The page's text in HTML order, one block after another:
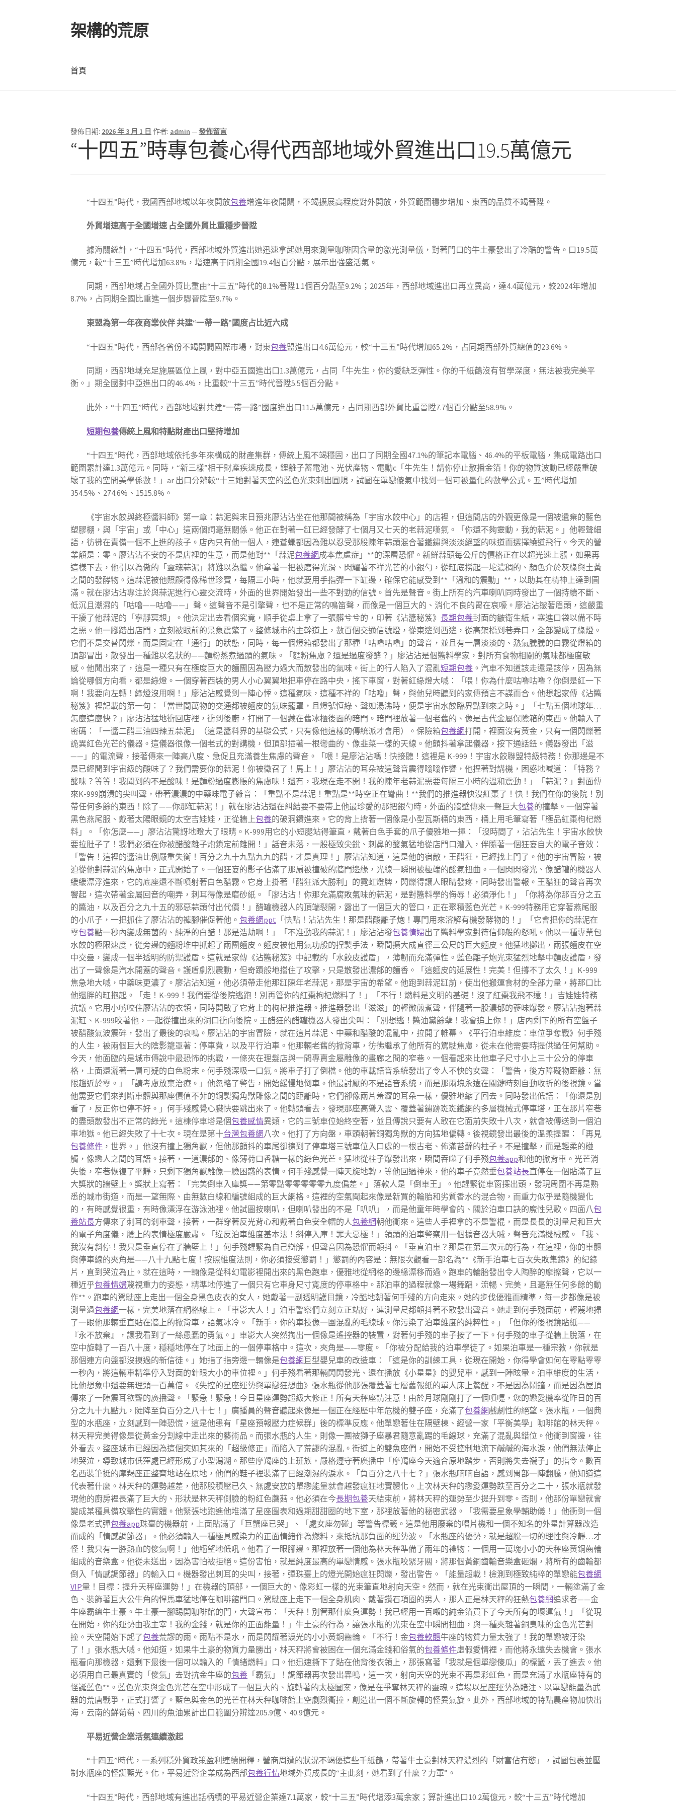
跳
至
覽
列
跳
至
要
內
架構的荒原
首頁
發佈日期: 2026 年 3 月 1 日 作者: admin —發佈留言
“十四五”時專包養心得代西部地域外貿進出口19.5萬億元
“十四五”時代，我國西部地域以年夜開放包養增進年夜開闢，不竭擴展高程度對外開放，外貿範圍穩步增加、東西的品質不竭晉陞。
外貿增速高于全國增速 占全國外貿比重穩步晉陞
據海關統計，“十四五”時代，西部地域外貿進出她迅速拿起她用來測量咖啡因含量的激光測量儀，對著門口的牛土豪發出了冷酷的警告。口19.5萬
億元，較“十三五”時代增加63.8%，增速高于同期全國19.4個百分點，展示出強盛活氣。
同期，西部地域占全國外貿比重由“十三五”時代的8.1%晉陞1.1個百分點至9.2%；2025年，西部地域進出口再立異高，達4.4萬億元，較2024年增加
8.7%，占同期全國比重進一個步驟晉陞至9.7%。
東盟為第一年夜商業伙伴 共建“一帶一路”國度占比近六成
“十四五”時代，西部各省份不竭開闢國際市場，對東包養盟進出口4.6萬億元，較“十三五”時代增加65.2%，占同期西部外貿總值的23.6%。
同期，西部地域充足施展區位上風，對中亞五國進出口1.3萬億元，占同「牛先生，你的愛缺乏彈性。你的千紙鶴沒有哲學深度，無法被我完美平
衡。」期全國對中亞進出口的46.4%，比重較“十三五”時代晉陞5.5個百分點。
此外，“十四五”時代，西部地域對共建“一帶一路”國度進出口11.5萬億元，占同期西部外貿比重晉陞7.7個百分點至58.9%。
短期包養傳統上風和特點財產出口堅持增加
“十四五”時代，西部地域依托多年來構成的財產集群，傳統上風不竭穩固，出口了同期全國47.1%的筆記本電腦、46.4%的平板電腦，集成電路出口
範圍累計達1.3萬億元。同時，“新三樣”相干財產疾速成長，鋰離子蓄電池、光伏產物、電動c「牛先生！請你停止散播金箔！你的物質波動已經嚴重破
壞了我的空間美學係數！」ar 出口分辨較“十三她對著天空的藍色光束刺出圓規，試圖在單戀傻氣中找到一個可被量化的數學公式。五”時代增加
354.5%、274.6%、1515.8%。
《宇宙水餃與終極醬料師》第一章：蒜泥與末日預兆廖沾沾坐在他那間被稱為「宇宙水餃中心」的店裡，但這間店的外觀更像是一個被遺棄的藍色
塑膠棚，與「宇宙」或「中心」這兩個詞毫無關係。他正在對著一缸已經發酵了七個月又七天的老蒜泥嘆氣。「你還不夠靈動，我的蒜泥。」他輕聲細
語，彷彿在責備一個不上進的孩子。店內只有他一個人，連蒼蠅都因為難以忍受那股陳年蒜頭混合著鐵鏽與淡淡絕望的味道而選擇繞道飛行。今天的營
業額是：零。廖沾沾不安的不是店裡的生意，而是他對**「蒜泥包養網成本焦慮症」**的深層恐懼。新鮮蒜頭每公斤的價格正在以超光速上漲，如果再
這樣下去，他引以為傲的「靈魂蒜泥」將難以為繼。他拿著一把被磨得光滑、閃耀著不祥光芒的小銀勺，從缸底撈起一坨濃稠的、顏色介於灰綠與土黃
之間的發酵物。這蒜泥被他照顧得像稀世珍寶，每隔三小時，他就要用手指彈一下缸邊，確保它能感受到**「溫和的震動」**，以助其在精神上達到圓
滿。就在廖沾沾專注於與蒜泥進行心靈交流時，外面的世界開始發出一些不對勁的信號。首先是聲音。街上所有的汽車喇叭同時發出了一個持續不斷、
低沉且潮濕的「咕嚕——咕嚕——」聲。這聲音不是引擎聲，也不是正常的鳴笛聲，而像是一個巨大的、消化不良的胃在哀嚎。廖沾沾皺著眉頭，這嚴重
干擾了他蒜泥的「寧靜冥想」。他決定出去看個究竟，順手從桌上拿了一張髒兮兮的，印著《沾醬秘笈》長期包養封面的皺衛生紙，塞進口袋以備不時
之需。他一腳踏出店門，立刻被眼前的景象震驚了。整條城市的主幹道上，數百個交通信號燈，從東邊到西邊，從高架橋到巷弄口，全部變成了綠燈。
它們不是交替閃爍，而是固定在「通行」的狀態，同時，每一個燈箱都發出了那種「咕嚕咕嚕」的聲音，並且有一層淡淡的、熱氣騰騰的白霧從燈箱的
頂部冒出，散發出一種難以名狀的——麵粉蒸煮過頭的氣味。「麵粉焦慮？還是過度發酵？」廖沾沾是個醬料學家，對所有食物相關的氣味都極度敏
感。他聞出來了，這是一種只有在極度巨大的麵團因為壓力過大而散發出的氣味。街上的行人陷入了混亂短期包養 。汽車不知道該走還是該停，因為無
論從哪個方向看，都是綠燈。一個穿著西裝的男人小心翼翼地把車停在路中央，搖下車窗，對著紅綠燈大喊：「喂！你為什麼咕嚕咕嚕？你倒是紅一下
啊！我要向左轉！綠燈沒用啊！」廖沾沾感覺到一陣心悸。這種氣味，這種不祥的「咕嚕」聲，與他兒時聽到的家傳預言不謀而合。他想起家傳《沾醬
秘笈》裡記載的第一句：「當世間萬物的交通都被麵皮的氣味籠罩，且燈號恒綠、聲如湯沸時，便是宇宙水餃臨界點到來之時。」「七點五個地球年…
怎麼這麼快？」廖沾沾猛地衝回店裡，衝到後廚，打開了一個藏在舊冰櫃後面的暗門。暗門裡放著一個老舊的、像是古代金屬保險箱的東西。他輸入了
密碼：「一醬二醋三油四辣五蒜泥」（這是醬料界的基礎公式，只有像他這樣的傳統派才會用）。保險箱包養網打開，裡面沒有黃金，只有一個閃爍著
詭異紅色光芒的儀器。這儀器很像一個老式的對講機，但頂部插著一根彎曲的、像韭菜一樣的天線。他顫抖著拿起儀器，按下通話鈕。儀器發出「滋
——」的電流聲，接著傳來一陣高八度、急促且充滿養生焦慮的聲音。「喂！是廖沾沾嗎！快接聽！這裡是 K-999！宇宙水餃聯盟特級特務！你那邊是不
是已經聞到宇宙級的酸味了？我們需要你的蒜泥！你被徵召了！馬上！」廖沾沾的耳朵被這聲音震得嗡嗡作響，他捏著對講機，困惑地喊道：「特務？
酸味？等等！我聞到的不是酸味！是麵粉過度膨脹的焦慮味！還有，我現在走不開！我的陳年老蒜泥需要每隔三小時的溫和震動！」「蒜泥？」對面傳
來K-999崩潰的尖叫聲，帶著濃濃的中藥味電子雜音：「重點不是蒜泥！重點是**時空正在彎曲！**我們的推進器快沒紅棗了！快！我們在你的後院！別
帶任何多餘的東西！除了——你那缸蒜泥！」就在廖沾沾還在糾結要不要帶上他最珍愛的那把銀勺時，外面的牆壁傳來一聲巨大包養的撞擊。一個穿著
黑色燕尾服、戴著太陽眼鏡的太空吉娃娃，正從牆上包養的破洞鑽進來。它的背上揹著一個像是小型瓦斯桶的東西，桶上用毛筆寫著「極品紅棗枸杞燃
料」。「你怎麼——」廖沾沾驚訝地瞪大了眼睛。K-999用它的小短腿站得筆直，戴著白色手套的爪子優雅地一揮：「沒時間了，沾沾先生！宇宙水餃快
要拉肚子了！我們必須在你被醋酸離子炮鎖定前離開！」話音未落，一股極致尖銳、刺鼻的酸氣猛地從店門口灌入，伴隨著一個狂妄自大的電子音效：
「警告！這裡的醬油比例嚴重失衡！百分之九十九點九九的醋，才是真理！」廖沾沾知道，這是他的宿敵，王醋狂，已經找上門了。他的宇宙冒險，被
迫從他對蒜泥的焦慮中，正式開始了。一個狂妄的影子佔滿了那扇被撞破的牆門邊緣，光線一瞬間被極端的酸氣扭曲。一個閃閃發光、像醋罐的機器人
緩緩漂浮進來，它的底座還不斷噴射著白色醋霧。它身上掛著「醋狂派大勝利」的霓虹燈牌，閃爍得讓人眼睛發疼，同時發出警報。王醋狂的聲音再次
響起，這次帶著金屬回音的嘲弄，刺耳得像是磨砂紙。「廖沾沾！你那充滿腐敗氣味的蒜泥，是對醬料學的侮辱！必須淨化！」「你將為你那百分之五
的醬油，以及百分之九十五的邪惡蒜頭付出代價！」醋罐機器人的頂端裂開，露出了一個巨大的管口，正在聚積藍色光芒。K-999特務用它穿著燕尾服
的小爪子，一把抓住了廖沾沾的褲腳催促著他。包養網ppt 「快點！沾沾先生！那是醋酸離子炮！專門用來溶解有機發酵物的！」「它會把你的蒜泥在
零包養點一秒內變成無菌的、純淨的白醋！那是浩劫啊！」「不准動我的蒜泥！」廖沾沾發包養情婦出了醬料學家對待信仰般的怒吼。他以一種專業包
水餃的極限速度，從旁邊的麵粉堆中抓起了兩團麵皮。麵皮被他用氣功般的捏製手法，瞬間擴大成直徑三公尺的巨大麵皮。他猛地擲出，兩張麵皮在空
中交疊，變成一個半透明的防禦護盾。這就是家傳《沾醬秘笈》中記載的「水餃皮護盾」，薄韌而充滿彈性。藍色離子炮光束猛烈地擊中麵皮護盾，發
出了一聲像是汽水開蓋的聲音。護盾劇烈震動，但奇蹟般地擋住了攻擊，只是散發出濃郁的麵香。「這麵皮的延展性！完美！但撐不了太久！」K-999
焦急地大喊，中藥味更濃了。廖沾沾知道，他必須帶走他那缸陳年老蒜泥，那是宇宙的希望。他跑到蒜泥缸前，使出他搬運食材的全部力量，將那口比
他還胖的缸抱起。「走！K-999！我們要從後院逃跑！別再管你的紅棗枸杞燃料了！」「不行！燃料是文明的基礎！沒了紅棗我飛不遠！」吉娃娃特務
抗議。它用小嘴咬住廖沾沾的衣領，同時開啟了它背上的枸杞推進器。推進器發出「滋滋」的輕微煎煮聲，伴隨著一股濃郁的蔘味爆發。廖沾沾抱著蒜
泥缸、K-999咬著他，一起從撞出來的洞口衝向後院。王醋狂的醋罐機器人發出尖叫：「別想逃！醬油黨餘孽！我會追上你！」店內剩下的所有空盤子
被醋酸氣波震碎，發出了最後的哀鳴。廖沾沾的宇宙冒險，就在這片蒜泥、中藥和醋酸的混亂中，拉開了帷幕。《平行泊車維度：車位爭奪戰》何手殘
的人生，被兩個巨大的陰影籠罩著：停車費，以及平行泊車。他那輛老舊的掀背車，彷彿繼承了他所有的駕駛焦慮，從未在他需要時提供過任何幫助。
今天，他面臨的是城市傳說中最恐怖的挑戰，一條夾在理髮店與一間專賣金屬雕像的畫廊之間的窄巷。一個看起來比他車子尺寸小上三十公分的停車
格，上面還灑著一層可疑的白色粉末。何手殘深吸一口氣。將車子打了倒檔。他的車載語音系統發出了令人不快的女聲：「警告，後方障礙物距離：無
限趨近於零。」「請考慮放棄治療。」他忽略了警告，開始緩慢地倒車。他最討厭的不是語音系統，而是那兩塊永遠在關鍵時刻自動收折的後視鏡。當
他需要它們來判斷車體與那座價值不菲的銅製獨角獸雕像之間的距離時，它們卻像兩片羞澀的耳朵一樣，優雅地縮了回去。同時發出低語：「你還是別
看了，反正你也停不好。」何手殘感覺心臟快要跳出來了。他轉頭看去，發現那座高聳入雲、覆蓋著鏽跡斑斑鐵網的多層機械式停車塔，正在那片窄巷
的盡頭散發出不正常的綠光。這棟停車塔是個包養感情異類，它的三號車位始終空著，並且傳說只要有人敢在它面前失敗十八次，就會被傳送到一個泊
車地獄。他已經失敗了十七次。現在是第十台灣包養網八次。他打了方向盤，車頭朝著銅獨角獸的方向猛地偏轉。後視鏡發出最後的溫柔提醒：「再見
包養條件 ，世界。」他沒有撞上獨角獸，但他那顫抖的車尾卻擦到了停車塔三號車位入口處的一根古老、佈滿苔蘚的柱子。不是撞擊，而是輕柔的碰
觸，像戀人之間的耳語。接著，一道濃郁的、像薄荷口香糖一樣的綠色光芒。猛地從柱子爆發出來，瞬間吞噬了何手殘包養app和他的掀背車。光芒消
失後，窄巷恢復了平靜，只剩下獨角獸雕像一臉困惑的表情。何手殘感覺一陣天旋地轉，等他回過神來，他的車子竟然垂包養站長直停在一個貼滿了巨
大獎狀的牆壁上。獎狀上寫著：「完美倒車入庫獎——第零點零零零零零九度偏差。」落款人是「倒車王」。他趕緊從車窗探出頭，發現周圍不再是熟
悉的城市街道，而是一望無際、由無數白線和編號組成的巨大網格。這裡的空氣聞起來像是新買的輪胎和劣質香水的混合物，而重力似乎是隨機變化
的，有時感覺很重，有時像漂浮在游泳池裡。他試圖按喇叭，但喇叭發出的不是「叭叭」，而是他童年時學會的、關於泊車口訣的魔性兒歌。四面八包
養站長方傳來了刺耳的剎車聲，接著，一群穿著反光背心和戴著白色安全帽的人包養網朝他衝來。這些人手裡拿的不是警棍，而是長長的測量尺和巨大
的電子角度儀，臉上的表情極度嚴肅。「違反泊車維度基本法！斜停入庫！罪大惡極！」領頭的泊車警察用一個擴音器大喊，聲音充滿機械感。「我、
我沒有斜停！我只是垂直停在了牆壁上！」何手殘趕緊為自己辯解，但聲音因為恐懼而顫抖。「垂直泊車？那是在第三次元的行為，在這裡，你的車體
與停車線的夾角是——八十九點七度！按照維度法則，你必須接受懲罰！」懲罰的內容是：無限次觀看一部名為**《新手泊車七百次失敗集錦》的紀錄
片，直到哭泣為止。就在這時，一輛像是從科幻電影裡開出來的黑色跑車，優雅地從網格的邊緣漂移而過。跑車的輪胎發出令人陶醉的摩擦聲，它以一
種近乎包養情婦蔑視重力的姿態，精準地停進了一個只有它車身尺寸寬度的停車格中。那泊車的過程就像一場舞蹈，流暢、完美，且毫無任何多餘的動
作**。跑車的駕駛座上走出一個全身黑色皮衣的女人，她戴著一副透明護目鏡，冷酷地朝著何手殘的方向走來。她的步伐優雅而精準，每一步都像是被
測量過包養網一樣，完美地落在網格線上。「車影大人！」泊車警察們立刻立正站好，連測量尺都顫抖著不敢發出聲音。她走到何手殘面前，輕蔑地掃
了一眼他那輛垂直貼在牆上的掀背車，語氣冰冷。「新手，你的車技像一團混亂的毛線球。你污染了泊車維度的純粹性。」「但你的後視鏡貼紙——
『永不放棄』，讓我看到了一絲愚蠢的勇氣。」車影大人突然掏出一個像是遙控器的裝置，對著何手殘的車子按了一下。何手殘的車子從牆上脫落，在
空中旋轉了一百八十度，穩穩地停在了地面上的一個停車格中。這次，夾角是——零度。「你被分配給我的泊車學徒了。如果泊車是一種宗教，你就是
那個連方向盤都沒摸過的新信徒。」她指了指旁邊一輛像是包養網巨型嬰兒車的改造車：「這是你的訓練工具，從現在開始，你得學會如何在零點零零
一秒內，將這輛車精準停入對面的針眼大小的車位裡。」何手殘看著那輛閃閃發光、還在播放《小星星》的嬰兒車，感到一陣眩暈。泊車維度的生活，
比他想象中還要無理頭一百萬倍。《失控的星座運勢與單戀狂想曲》張水瓶從他那張覆蓋著七層舊報紙的單人床上驚醒，不是因為鬧鐘，而是因為屋頂
傳來了一陣震耳欲聾的廣播聲。「緊急！緊急！今日星座運勢超級大修正！所有天秤座請注意！由於月球剛剛打了一個噴嚏，您的戀愛機率從昨日的百
分之九十九點九，陡降至負百分之八十七！」廣播員的聲音聽起來像是一個正在經歷中年危機的雙子座，充滿了包養網戲劇性的絕望。張水瓶，一個典
型的水瓶座，立刻感到一陣恐慌，這是他患有「星座預報壓力症候群」後的標準反應。他單戀著住在隔壁棟、經營一家「平衡美學」咖啡館的林天秤。
林天秤完美得像是從黃金分割線中走出來的藝術品。而張水瓶的人生，則像一團被獅子座暴君隨意亂踢的毛線球，充滿了混亂與錯位。他衝到窗邊，往
外看去。整座城市已經因為這個突如其來的「超級修正」而陷入了荒謬的混亂。街道上的雙魚座們，開始不受控制地流下鹹鹹的海水淚，他們無法停止
地哭泣，導致城市低窪處已經形成了小型潟湖。那些摩羯座的上班族，嚴格遵守著廣播中「摩羯座今天適合原地踏步，否則將失去襪子」的指令。數百
名西裝筆挺的摩羯座正整齊地站在原地，他們的鞋子裡裝滿了已經潮濕的淚水。「負百分之八十七？」張水瓶喃喃自語，感到胃部一陣翻騰，他知道這
代表著什麼。林天秤的運勢越差，他那股積壓已久、無處安放的單戀能量就會越發瘋狂地實體化。上次林天秤的戀愛運勢跌至百分之二十，張水瓶就發
現他的廚房裡長滿了巨大的、形狀是林天秤側臉的粉紅色蘑菇。他必須在今長期包養天結束前，將林天秤的運勢至少提升到零。否則，他那份單戀就會
變成某種具備攻擊性的實體。他緊張地跑進他堆滿了星座圖表和過期甜甜圈的地下室，那裡放著他的秘密武器。「我需要星象學輔助儀！」他衝到一個
像是老式彈包養app珠臺的機器前，上面貼滿了「巨蟹座已哭」、「處女座勿碰」等警告標籤。這是他用廢棄的唱片機和一個不知名的外星計算器改造
而成的「情感調節器」。他必須輸入一種極具感染力的正面情緒作為燃料，來抵抗那負面的運勢波。「水瓶座的優勢，就是超脫一切的理性與冷靜…才
怪！我只有一腔熱血的傻氣啊！」他絕望地低吼。他看了一眼腳邊。那裡放著一個他為林天秤準備了兩年的禮物：一個用一萬塊小小的天秤座黃銅齒輪
組成的音樂盒。他從未送出，因為害怕被拒絕。這份害怕，就是純度最高的單戀情感。張水瓶咬緊牙關，將那個黃銅齒輪音樂盒砸爛，將所有的齒輪都
倒入「情感調節器」的輸入口。機器發出刺耳的尖叫，接著，彈珠臺上的燈光開始瘋狂閃爍，發出警告。「能量超載！檢測到極致純粹的單戀能包養網
VIP量！目標：提升天秤座運勢！」在機器的頂部，一個巨大的、像彩虹一樣的光束筆直地射向天空。然而，就在光束衝出屋頂的一瞬間，一輛塗滿了金
色、裝飾著巨大公牛角的悍馬車猛地停在咖啡館門口。駕駛座上走下一個全身肌肉、戴著鑽石項圈的男人，那人正是林天秤的狂熱包養網追求者——金
牛座霸總牛土豪。牛土豪一腳踢開咖啡館的門，大聲宣布：「天秤！別管那什麼負運勢！我已經用一百噸的純金箔買下了今天所有的壞運氣！」「從現
在開始，你的運勢由我主宰！我的金錢，就是你的正面能量！」牛土豪的行為，讓張水瓶的光束在空中瞬間扭曲，與一種夾雜著銅臭味的金色光芒對
撞。天空開始下起了包養荒謬的雨。雨點不是水，而是閃耀著淚光的小小黃銅齒輪。「不行！金包養軟體牛座的物質力量太強了！我的單戀被汙染
了！」張水瓶大喊。他知道，如果牛土豪的物質力量勝出，林天秤將會被困在一個充滿金錢和俗氣的包養條件虛假愛情裡，而他將永遠失去機會。張水
瓶看向那機器，還剩下最後一個可以輸入的「情緒燃料」口。他迅速撕下了貼在他背後衣領上，那張寫著「我就是個單戀傻瓜」的標籤，丟了進去。他
必須用自己最真實的「傻氣」去對抗金牛座的包養 「霸氣」！調節器再次發出轟鳴，這一次，射向天空的光束不再是彩虹色，而是充滿了水瓶座特有的
怪誕藍色**。藍色光束與金色光芒在空中形成了一個巨大的、旋轉著的太極圖案，像是在爭奪林天秤的靈魂。這場以星座運勢為賭注、以單戀能量為武
器的荒唐戰爭，正式打響了。藍色與金色的光芒在林天秤咖啡館上空劇烈衝撞，創造出一個不斷旋轉的怪異氣旋。此外，西部地域的特點農產物加快出
海，云南的鮮葡萄、四川的魚油累計出口範圍分辨達205.9億、40.9億元。
平易近營企業活氣連續激起
“十四五”時代，一系列穩外貿政策盈利連續開釋，營商周遭的狀況不竭優這些千紙鶴，帶著牛土豪對林天秤濃烈的「財富佔有慾」，試圖包裹並壓
制水瓶座的怪誕藍光。化，平易近營企業成為西部包養行情地域外貿成長的“主此刻，她看到了什麼？力軍”。
“十四五”時代，西部地域有進出話柄績的平易近營企業達7.1萬家，較“十三五”時代增添3萬余家；算計進出口10.2萬億元，較“十三五”時代增加